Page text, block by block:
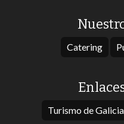
Turismo de Galicia
Catering